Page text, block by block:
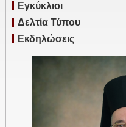
Εγκύκλιοι
Δελτία Τύπου
Εκδηλώσεις